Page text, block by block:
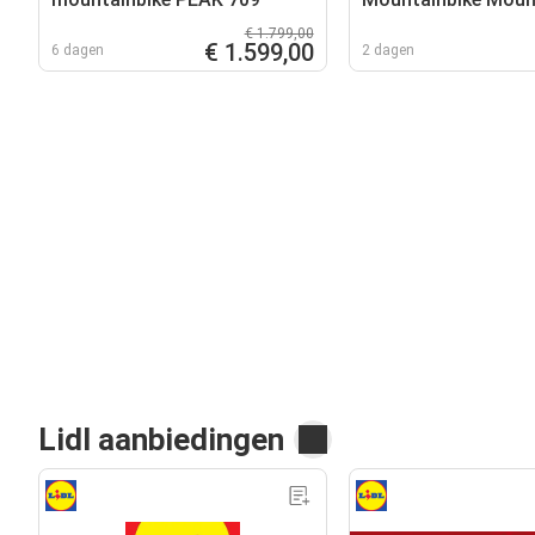
6 dagen
€ 1.799,00
€ 1.599,00
Korte Stuurpennen
2 dagen
Lidl aanbiedingen